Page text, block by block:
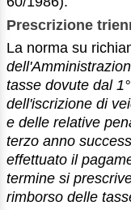
Prescrizione
La norma su
tasse dovute dal
dell'iscrizione di
e delle relative
terzo anno
effettuato il
termine si
rimborso delle